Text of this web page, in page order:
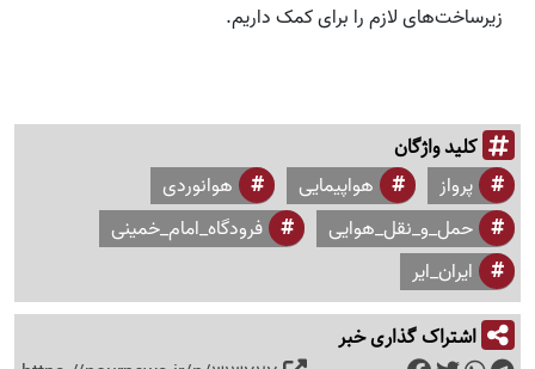
زیرساخت‌های لازم را برای کمک داریم.
کلید واژگان
پرواز هواپیمایی
هوانوردی
حمل_و_نقل_هوایی
فرودگاه_امام_خمینی
ایران_ایر
اشتراک گذاری خبر